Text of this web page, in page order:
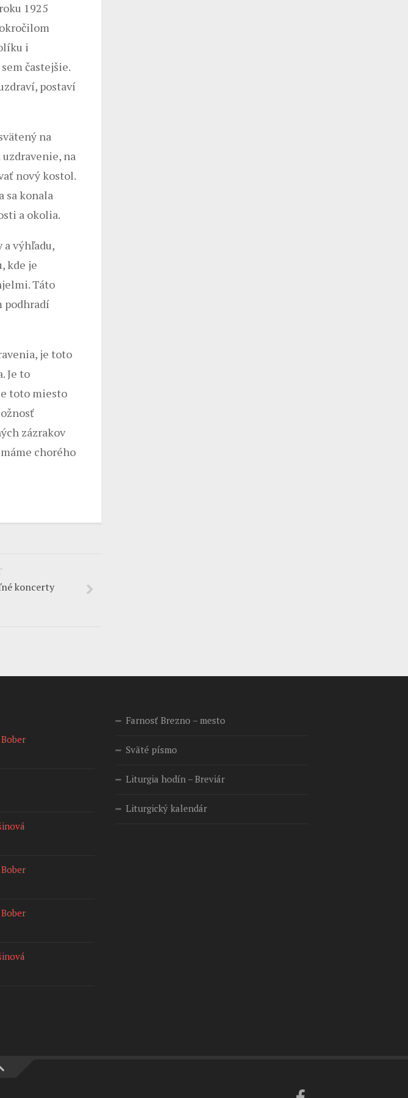
1925
i
častejšie.
postaví
na
na
nový kostol.
sa konala
a okolia.
a výhľadu,
kde je
Táto
podhradí
je toto
Je to
toto miesto
zázrakov
chorého
koncerty
Farnosť Brezno – mesto
Sväté písmo
Liturgia hodín – Breviár
Liturgický kalendár